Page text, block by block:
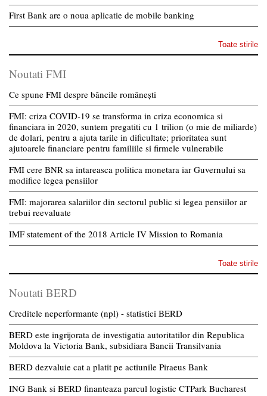
First Bank are o noua aplicatie de mobile banking
Toate stirile
Noutati FMI
Ce spune FMI despre băncile românești
FMI: criza COVID-19 se transforma in criza economica si
financiara in 2020, suntem pregatiti cu 1 trilion (o mie de miliarde)
de dolari, pentru a ajuta tarile in dificultate; prioritatea sunt
ajutoarele financiare pentru familiile si firmele vulnerabile
FMI cere BNR sa intareasca politica monetara iar Guvernului sa
modifice legea pensiilor
FMI: majorarea salariilor din sectorul public si legea pensiilor ar
trebui reevaluate
IMF statement of the 2018 Article IV Mission to Romania
Toate stirile
Noutati BERD
Creditele neperformante (npl) - statistici BERD
BERD este ingrijorata de investigatia autoritatilor din Republica
Moldova la Victoria Bank, subsidiara Bancii Transilvania
BERD dezvaluie cat a platit pe actiunile Piraeus Bank
ING Bank si BERD finanteaza parcul logistic CTPark Bucharest